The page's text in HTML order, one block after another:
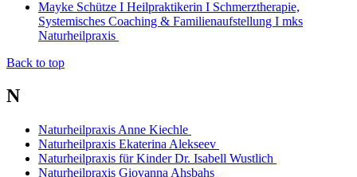
Mayke Schütze I Heilpraktikerin I Schmerztherapie,
Systemisches Coaching & Familienaufstellung I mks
Naturheilpraxis
Back to top
N
Naturheilpraxis Anne Kiechle
Naturheilpraxis Ekaterina Alekseev
Naturheilpraxis für Kinder Dr. Isabell Wustlich
Naturheilpraxis Giovanna Ahsbahs